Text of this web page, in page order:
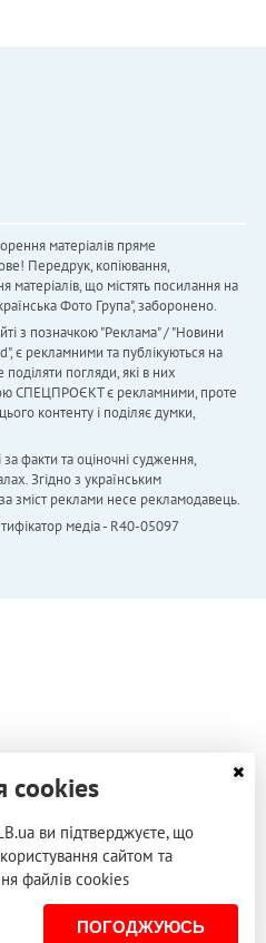
матеріалів пряме
Передрук, копіювання,
матеріалів, що містять посилання на
Фото Група", заборонено.
з позначкою "Реклама" / "Новини
є рекламними та публікуються на
погляди, які в них
СПЕЦПРОЄКТ є рекламними, проте
контенту і поділяє думки,
за факти та оціночні судження,
Згідно з українським
зміст реклами несе рекламодавець.
медіа - R40-05097
cookies
ви підтверджуєте, що
сайтом та
файлів cookies
ПОГОДЖУЮСЬ